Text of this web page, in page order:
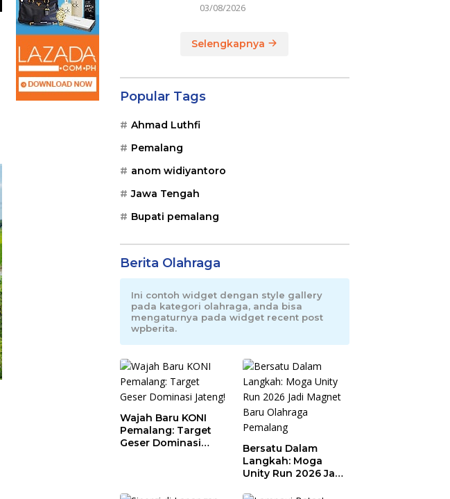
03/08/2026
Selengkapnya
Popular Tags
Ahmad Luthfi
Pemalang
anom widiyantoro
Jawa Tengah
Bupati pemalang
Berita Olahraga
Ini contoh widget dengan style gallery
pada kategori olahraga, anda bisa
mengaturnya pada widget recent post
wpberita.
Wajah Baru KONI
Pemalang: Target
Geser Dominasi
Bersatu Dalam
Langkah: Moga
Unity Run 2026 Jadi